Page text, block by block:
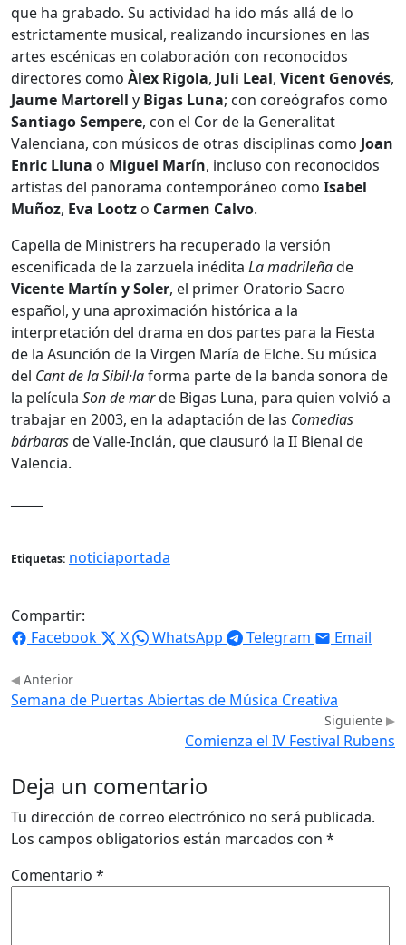
que ha grabado. Su actividad ha ido más allá de lo
estrictamente musical, realizando incursiones en las
artes escénicas en colaboración con reconocidos
directores como Àlex Rigola, Juli Leal, Vicent Genovés,
Jaume Martorell y Bigas Luna; con coreógrafos como
Santiago Sempere, con el Cor de la Generalitat
Valenciana, con músicos de otras disciplinas como Joan
Enric Lluna o Miguel Marín, incluso con reconocidos
artistas del panorama contemporáneo como Isabel
Muñoz, Eva Lootz o Carmen Calvo.
Capella de Ministrers ha recuperado la versión
escenificada de la zarzuela inédita La madrileñade
Vicente Martín y Soler, el primer Oratorio Sacro
español, y una aproximación histórica a la
interpretación del drama en dos partes para la Fiesta
de la Asunción de la Virgen María de Elche. Su música
del Cant de la Sibil·laforma parte de la banda sonora de
la película Son de marde Bigas Luna, para quien volvió a
trabajar en 2003, en la adaptación de las Comedias
bárbarasde Valle-Inclán, que clausuró la II Bienal de
Valencia.
Etiquetas: noticiaportada
Compartir:
Facebook
X WhatsApp Telegram Email
Anterior
Semana de Puertas Abiertas de Música Creativa
Siguiente
Comienza el IV Festival Rubens
Deja un comentario
Tu dirección de correo electrónico no será publicada.
Los campos obligatorios están marcados con *
Comentario *